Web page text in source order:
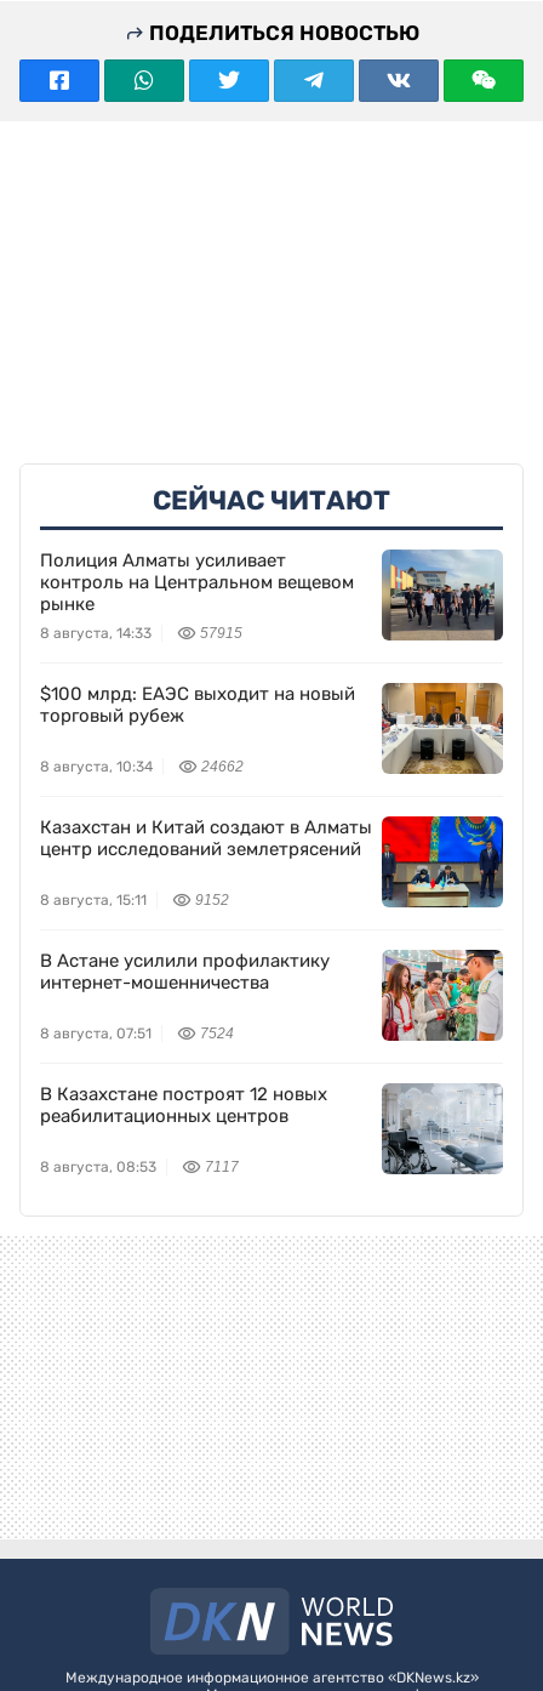
ПОДЕЛИТЬСЯ НОВОСТЬЮ
СЕЙЧАС ЧИТАЮТ
Полиция Алматы усиливает
контроль на Центральном вещевом
рынке
8 августа, 14:33 57915
$100 млрд: ЕАЭС выходит на новый
торговый рубеж
8 августа, 10:34 24662
Казахстан и Китай создают в Алматы
центр исследований землетрясений
8 августа, 15:11 9152
В Астане усилили профилактику
интернет-мошенничества
8 августа, 07:51 7524
В Казахстане построят 12 новых
реабилитационных центров
8 августа, 08:53 7117
Международное информационное агентство «DKNews.kz»